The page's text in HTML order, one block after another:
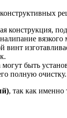
конструкция,
винт
быть
полную очистку.
, так как именно